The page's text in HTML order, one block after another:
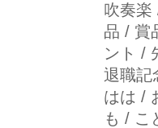
吹奏楽
品 / 賞
ント /
退職記
はは /
も / こ